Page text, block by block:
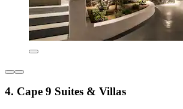
4. Cape 9 Suites & Villas